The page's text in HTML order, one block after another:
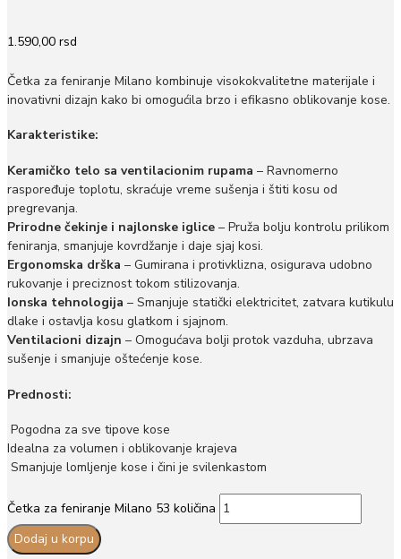
1.590,00 rsd
Četka za feniranje Milano kombinuje visokokvalitetne materijale i
inovativni dizajn kako bi omogućila brzo i efikasno oblikovanje kose.
Karakteristike:
Keramičko telo sa ventilacionim rupama – Ravnomerno
raspoređuje toplotu, skraćuje vreme sušenja i štiti kosu od
pregrevanja.
Prirodne čekinje i najlonske iglice – Pruža bolju kontrolu prilikom
feniranja, smanjuje kovrdžanje i daje sjaj kosi.
Ergonomska drška – Gumirana i protivklizna, osigurava udobno
rukovanje i preciznost tokom stilizovanja.
Ionska tehnologija – Smanjuje statički elektricitet, zatvara kutikulu
dlake i ostavlja kosu glatkom i sjajnom.
Ventilacioni dizajn – Omogućava bolji protok vazduha, ubrzava
sušenje i smanjuje oštećenje kose.
Prednosti:
Pogodna za sve tipove kose
Idealna za volumen i oblikovanje krajeva
Smanjuje lomljenje kose i čini je svilenkastom
Četka za feniranje Milano 53 količina
Dodaj u korpu